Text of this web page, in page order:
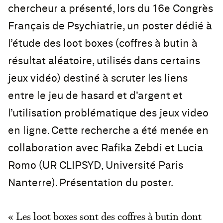
chercheur a présenté, lors du 16e Congrès
Français de Psychiatrie, un poster dédié à
l’étude des loot boxes (coffres à butin à
résultat aléatoire, utilisés dans certains
jeux vidéo) destiné à scruter les liens
entre le jeu de hasard et d’argent et
l’utilisation problématique des jeux video
en ligne. Cette recherche a été menée en
collaboration avec Rafika Zebdi et Lucia
Romo (UR CLIPSYD, Université Paris
Nanterre). Présentation du poster.
« Les loot boxes sont des coffres à butin dont